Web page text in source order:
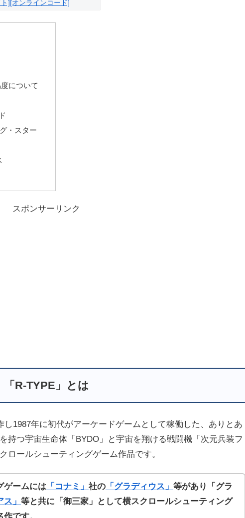
][オンラインコード]
について
・スター
スポンサーリンク
「R-TYPE」とは
し1987年に初代がアーケードゲームとして稼働した、ありとあ
持つ宇宙生命体「BYDO」と宇宙を翔ける戦闘機「次元兵装フ
ロールシューティングゲーム作品です。
ゲームには 「コナミ」 社の 「グラディウス」 等があり「グラ
ス」 等と共に 「御三家」として横スクロールシューティング